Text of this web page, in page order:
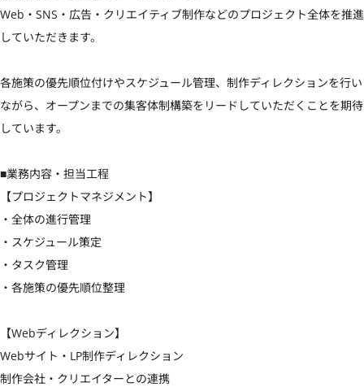
Web・SNS・広告・クリエイティブ制作などのプロジェクト全体を推進
していただきます。
各施策の優先順位付けやスケジュール管理、制作ディレクションを行い
ながら、オープンまでの集客体制構築をリードしていただくことを期待
しています。
■業務内容・担当工程
【プロジェクトマネジメント】
・全体の進行管理
・スケジュール策定
・タスク管理
・各施策の優先順位整理
【Webディレクション】
Webサイト・LP制作ディレクション
制作会社・クリエイターとの連携